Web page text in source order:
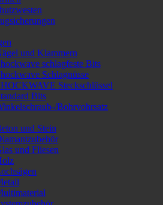
und Klammern
schlagfeste Bits
Schlagnüsse
Steckschlüssel
Bits
Bohrvohrsatz
und Stein
und Fliesen